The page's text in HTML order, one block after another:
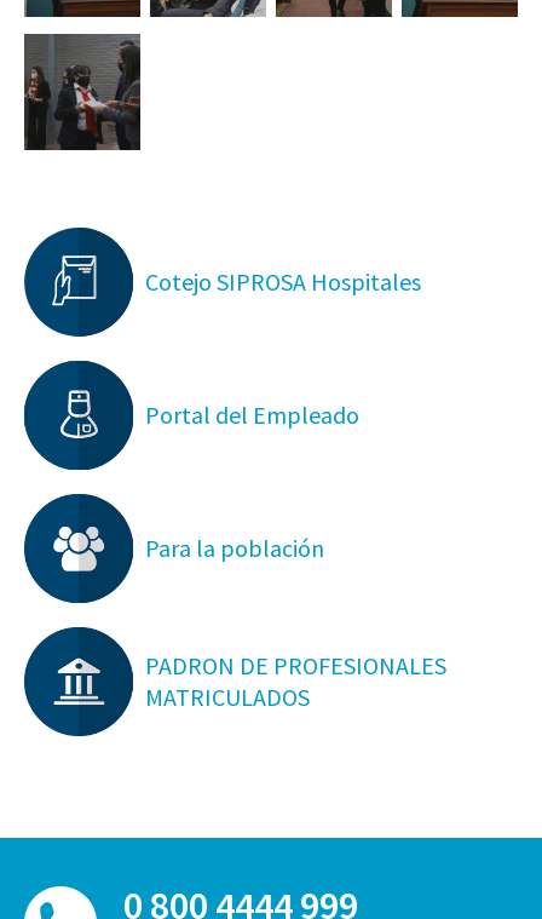
Cotejo SIPROSA Hospitales
Portal del Empleado
Para la población
PADRON DE PROFESIONALES
MATRICULADOS
0 800 4444 999